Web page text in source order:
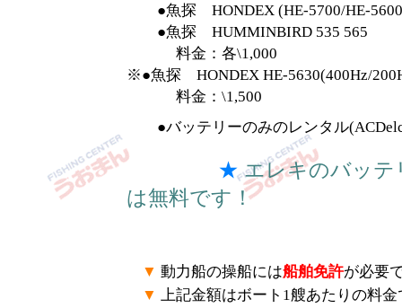
●魚探 HONDEX (HE-5700/HE-
●魚探 HUMMINBIRD 535 565
料金：各\1,000
※●魚探 HONDEX HE-5630(400Hz/
料金：\1,500
●バッテリーのみのレンタル
★エレキのバッテ
は無料です！
▼ 動力船の操船には船舶免許が必要
▼ 上記金額はボート1艘あたりの料金